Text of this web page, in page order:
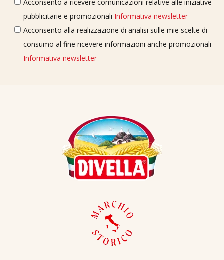
Acconsento a ricevere comunicazioni relative alle iniziative
pubblicitarie e promozionali Informativa newsletter
Acconsento alla realizzazione di analisi sulle mie scelte di
consumo al fine ricevere informazioni anche promozionali
Informativa newsletter